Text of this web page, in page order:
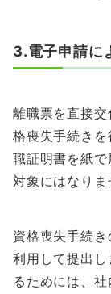
3.電子申請に
離職票を直接
格喪失手続き
職証明書を紙
対象にはなりま
資格喪失手続
利用して提出
るためには、